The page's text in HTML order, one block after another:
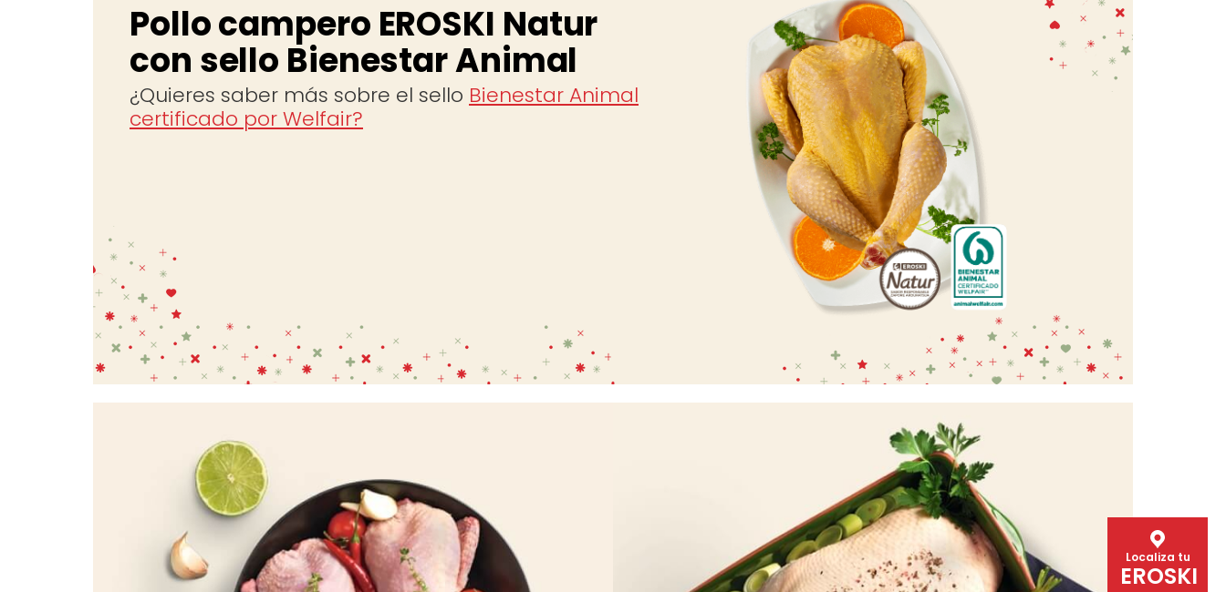
Localiza tu
EROSKI
Pollo campero EROSKI Natur
con sello Bienestar Animal
¿Quieres saber más sobre el sello Bienestar Animal
certificado por Welfair?